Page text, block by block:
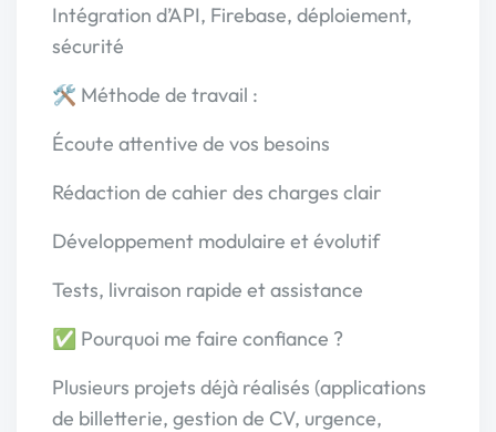
Intégration d’API, Firebase, déploiement,
sécurité
🛠 Méthode de travail :
Écoute attentive de vos besoins
Rédaction de cahier des charges clair
Développement modulaire et évolutif
Tests, livraison rapide et assistance
✅ Pourquoi me faire confiance ?
Plusieurs projets déjà réalisés (applications
de billetterie, gestion de CV, urgence,